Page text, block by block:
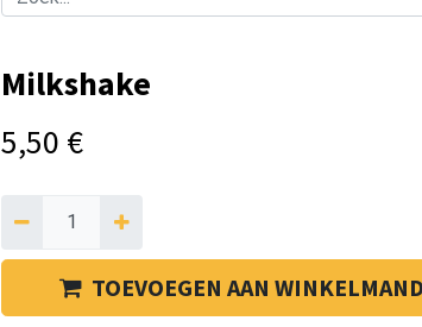
Milkshake
5,50 €
TOEVOEGEN AAN